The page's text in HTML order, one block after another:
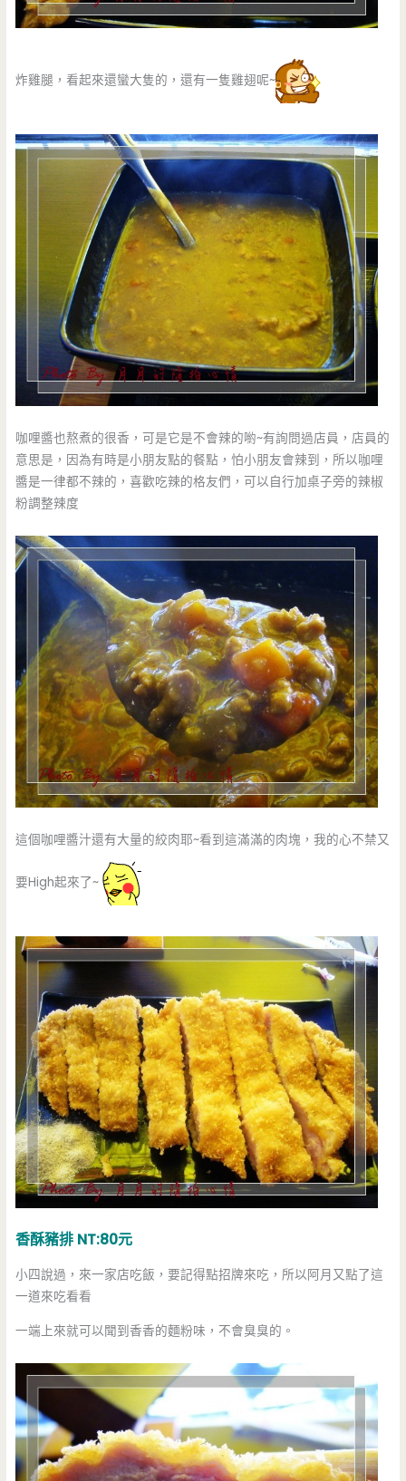
炸雞腿，看起來還蠻大隻的，還有一隻雞翅呢~
咖哩醬也熬煮的很香，可是它是不會辣的喲~有詢問過店員，店員的
意思是，因為有時是小朋友點的餐點，怕小朋友會辣到，所以咖哩
醬是一律都不辣的，喜歡吃辣的格友們，可以自行加桌子旁的辣椒
粉調整辣度
這個咖哩醬汁還有大量的絞肉耶~看到這滿滿的肉塊，我的心不禁又
要High起來了~
香酥豬排 NT:80元
小四說過，來一家店吃飯，要記得點招牌來吃，所以阿月又點了這
一道來吃看看
一端上來就可以聞到香香的麵粉味，不會臭臭的。